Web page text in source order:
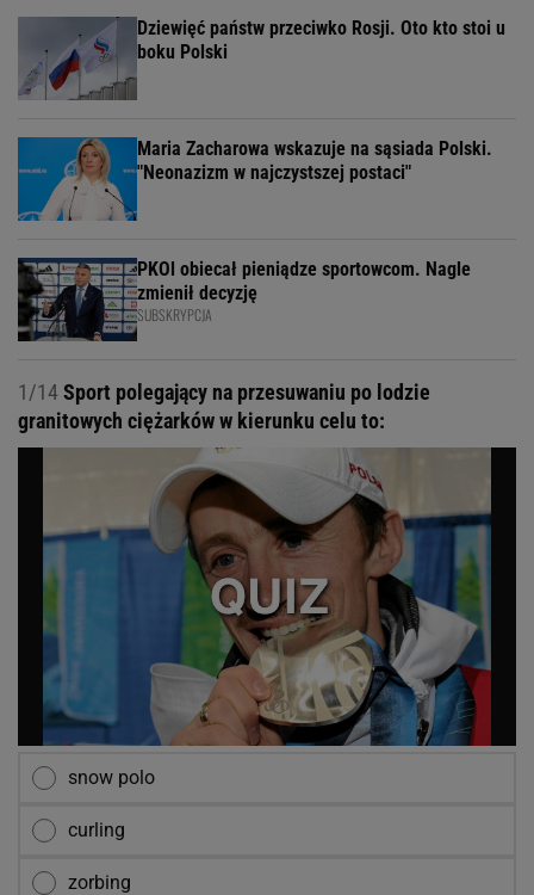
Dziewięć państw przeciwko Rosji. Oto kto stoi u
boku Polski
Maria Zacharowa wskazuje na sąsiada Polski.
"Neonazizm w najczystszej postaci"
PKOl obiecał pieniądze sportowcom. Nagle
zmienił decyzję
SUBSKRYPCJA
1/14Sport polegający na przesuwaniu po lodzie
granitowych ciężarków w kierunku celu to:
snow polo
curling
zorbing